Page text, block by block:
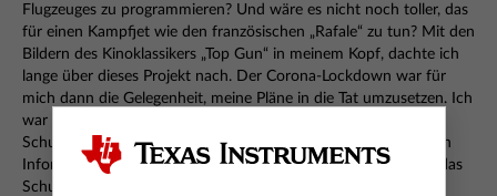
Flugzeuges zu programmieren? Und wäre es nicht noch toller, das
für einen Kampfjet wie den französischen „Rafale“ zu tun? Mit den
Bildern des Kinoklassikers „Top Gun“ in meinem Kopf, dachte ich
lange über dieses Projekt nach. Der Corona-Lockdown war für
mich dann die Gelegenheit, meine Pläne in die Tat umzusetzen. Ich
war total gespannt darauf, nach dem Lockdown endlich in die
Schule zurückzukehren, um meine Schülerinnen und Schüler in
Informatik und Technik mit diesem völlig anderen Projekt für das
Schuljahresende zu überraschen!